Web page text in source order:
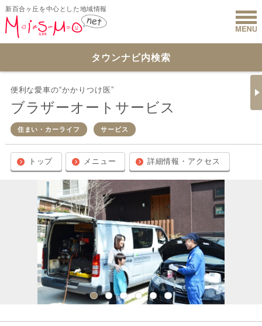
新百合ヶ丘を中心とした地域情報
新百合ヶ
タウンナビ内検索
便利な愛車の“かかりつけ医”
ブラザーオートサービス
住まい・カーライフ サービス
トップ メニュー 詳細情報・アクセス